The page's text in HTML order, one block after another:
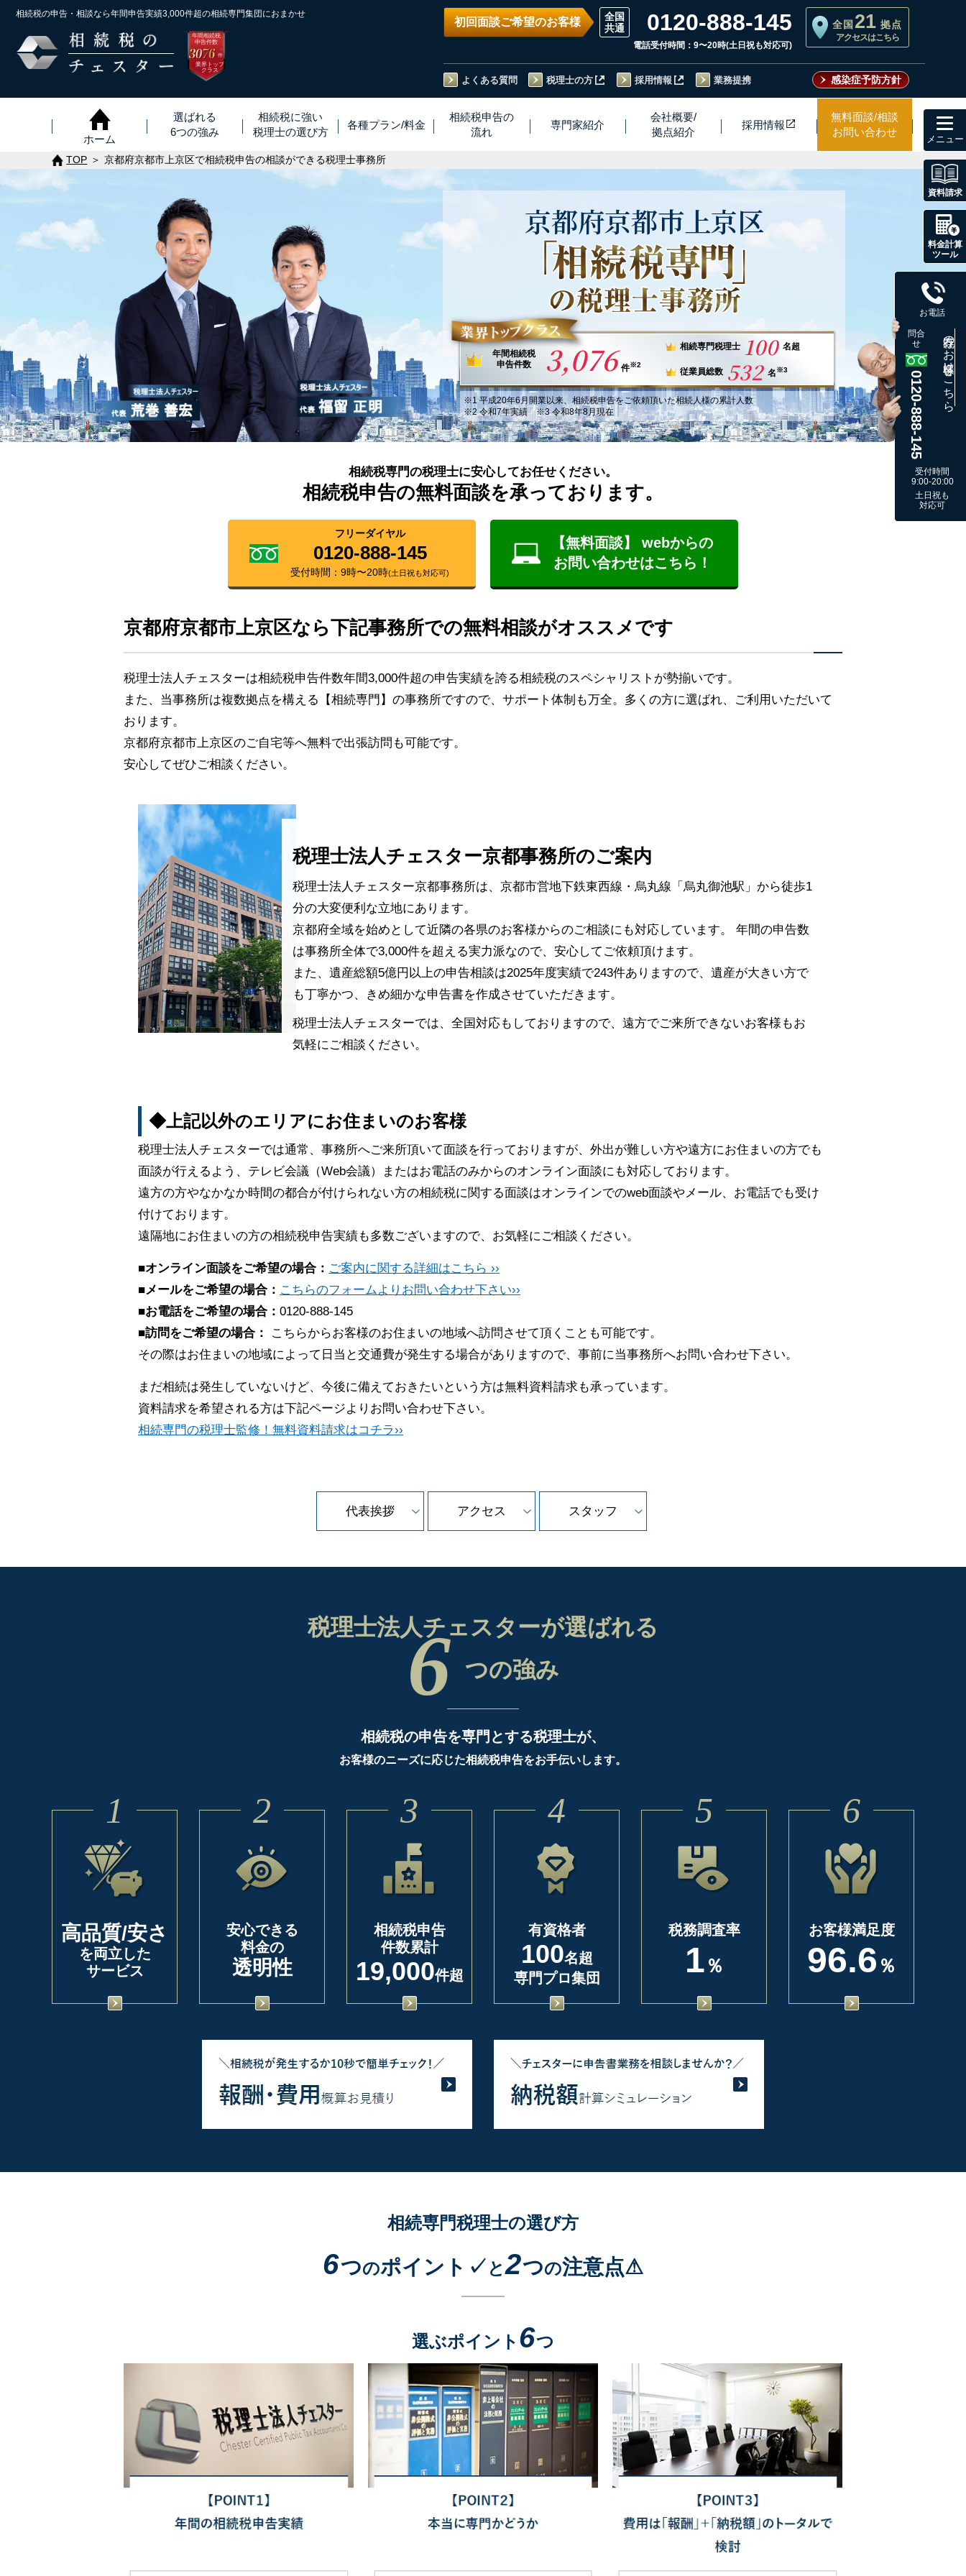
相続税の申告・相談なら年間申告実績3,000件超の相続専門集団におまかせ
年間相続税
申告件数
3076 ※
件
業界トップ
クラス
初回面談ご希望のお客様 0120-888-145
電話受付時間：9〜20時(土日祝も対応可)
全国 21 拠点
アクセスはこちら
よくある質問 税理士の方 採用情報 業務提携 感染症予防方針
ホーム
選ばれる
6つの強み
相続税に強い
税理士の選び方
各種プラン/料金
相続税申告の
流れ
専門家紹介
会社概要/
拠点紹介
採用情報
無料面談/相談
お問い合わせ
TOP 京都府京都市上京区で相続税申告の相談ができる税理士事務所
京都府京都市上京区
年間相続税
申告件数
3,076 件※2
相続専門税理士 100 名超
従業員総数 532 名※3
※1平成20年6月開業以来、相続税申告をご依頼頂いた相続人様の累計人数
※2 令和7年実績 ※3 令和8年8月現在
相続税専門の税理士に安心してお任せください。
相続税申告の無料面談を承っております。
フリーダイヤル
0120-888-145
受付時間：9時〜20時(土日祝も対応可)
【無料面談】 webからの
お問い合わせはこちら！
京都府京都市上京区なら下記事務所での無料相談がオススメです
税理士法人チェスターは相続税申告件数年間3,000件超の申告実績を誇る相続税のスペシャリストが勢揃いです。
また、当事務所は複数拠点を構える【相続専門】の事務所ですので、サポート体制も万全。多くの方に選ばれ、ご利用いただいて
おります。
京都府京都市上京区のご自宅等へ無料で出張訪問も可能です。
安心してぜひご相談ください。
税理士法人チェスター京都事務所のご案内
税理士法人チェスター京都事務所は、京都市営地下鉄東西線・烏丸線「烏丸御池駅」から徒歩1
分の大変便利な立地にあります。
京都府全域を始めとして近隣の各県のお客様からのご相談にも対応しています。 年間の申告数
は事務所全体で3,000件を超える実力派なので、安心してご依頼頂けます。
また、遺産総額5億円以上の申告相談は2025年度実績で243件ありますので、遺産が大きい方で
も丁寧かつ、きめ細かな申告書を作成させていただきます。
税理士法人チェスターでは、全国対応もしておりますので、遠方でご来所できないお客様もお
気軽にご相談ください。
◆上記以外のエリアにお住まいのお客様
税理士法人チェスターでは通常、事務所へご来所頂いて面談を行っておりますが、外出が難しい方や遠方にお住まいの方でも
面談が行えるよう、テレビ会議（Web会議）またはお電話のみからのオンライン面談にも対応しております。
遠方の方やなかなか時間の都合が付けられない方の相続税に関する面談はオンラインでのweb面談やメール、お電話でも受け
付けております。
遠隔地にお住まいの方の相続税申告実績も多数ございますので、お気軽にご相談ください。
■オンライン面談をご希望の場合： ご案内に関する詳細はこちら ››
■メールをご希望の場合： こちらのフォームよりお問い合わせ下さい››
■お電話をご希望の場合： 0120-888-145
■訪問をご希望の場合：
こちらからお客様のお住まいの地域へ訪問させて頂くことも可能です。
その際はお住まいの地域によって日当と交通費が発生する場合がありますので、事前に当事務所へお問い合わせ下さい。
まだ相続は発生していないけど、今後に備えておきたいという方は無料資料請求も承っています。
資料請求を希望される方は下記ページよりお問い合わせ下さい。
相続専門の税理士監修！無料資料請求はコチラ››
代表挨拶 アクセス スタッフ
税理士法人チェスターが選ばれる
6 つの強み
相続税の申告を専門とする税理士が、
お客様のニーズに応じた相続税申告をお手伝いします。
1
高品質/安さ
を両立した
サービス
2
安心できる
料金の
透明性
3
相続税申告
件数累計
19,000件超
4
有資格者
100名超
専門プロ集団
5
税務調査率
1 ％
6
お客様満足度
96.6 ％
相続専門税理士の選び方
6つのポイント✓ と2つの注意点⚠
選ぶポイント 6つ
資料請求
料金計算
ツール
お電話
問合
せ
0120-888-145
既存のお客様はこちら
受付時間
9:00-20:00
土日祝も
対応可